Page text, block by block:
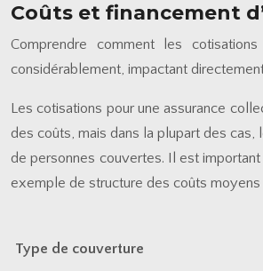
Coûts et financement
Comprendre comment les
considérablement, impactant
Les cotisations pour une assurance
des coûts, mais dans la plupart des cas,
de personnes couvertes. Il est
exemple de structure des coûts
Type de couverture